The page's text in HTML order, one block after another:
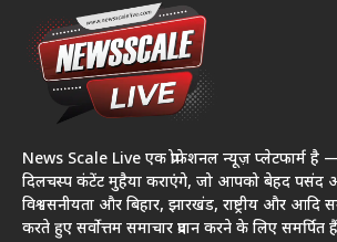
News Scale Live एक प्रोफेशनल न्यूज़ प्लेटफार्म
दिलचस्प कंटेंट मुहैया कराएंगे, जो आपको बेहद पसंद
विश्वसनीयता और बिहार, झारखंड, राष्ट्रीय और आदि
करते हुए सर्वोत्तम समाचार प्रदान करने के लिए समर्पित